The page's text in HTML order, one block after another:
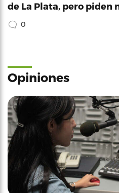
de La Plata, pero piden
0
Opiniones